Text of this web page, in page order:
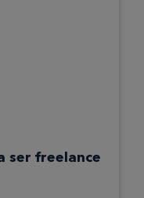
ser freelance